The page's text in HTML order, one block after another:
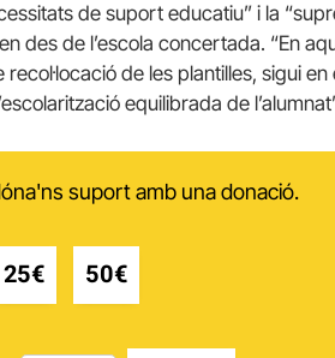
de suport educatiu” i la
des de l’escola concertada. “En
de les plantilles, sigui
equilibrada de
suport amb una donació.
25€ 50€